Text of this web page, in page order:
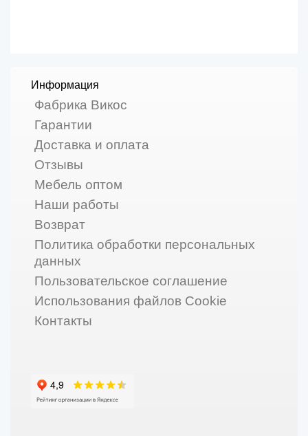
Информация
Фабрика Викос
Гарантии
Доставка и оплата
Отзывы
Мебель оптом
Наши работы
Возврат
Политика обработки персональных
данных
Пользовательское соглашение
Использования файлов Cookie
Контакты